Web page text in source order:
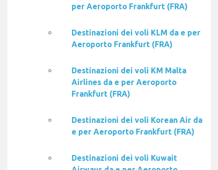
per Aeroporto Frankfurt (FRA)
Destinazioni dei voli KLM da e per
Aeroporto Frankfurt (FRA)
Destinazioni dei voli KM Malta
Airlines da e per Aeroporto
Frankfurt (FRA)
Destinazioni dei voli Korean Air da
e per Aeroporto Frankfurt (FRA)
Destinazioni dei voli Kuwait